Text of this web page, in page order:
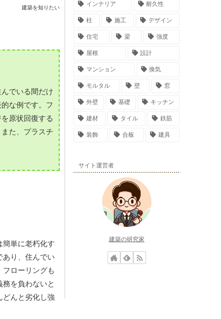
建築を知りたい
でいる間だけ
な例です。フ
原状回復する
た、プラスチ
簡単に老朽化す
あり、住んでい
ローリングも
を負わないと
どんと劣化し強
インテリア 耐久性
柱 施工 デザイン
住宅 梁 強度
屋根 設計
マンション 換気
モルタル 壁 窓
外壁 基礎 キッチン
建材 タイル 鉄筋
装飾 合板 建具
サイト運営者
建築の研究家